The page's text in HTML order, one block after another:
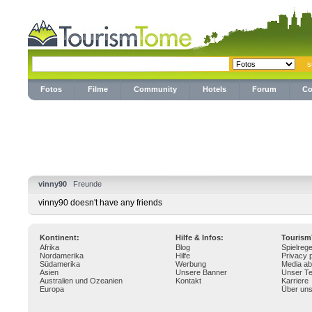
Fotos Filme Community Hotels Forum
vinny90 Freunde
vinny90 doesn't have any friends
Kontinent: Hilfe & Infos:
Afrika
Nordamerika
Südamerika
Asien
Australien und Ozeanien
Europa
Blog
Hilfe
Werbung
Unsere Banner
Kontakt
Privacy
Media
Unser
Karriere
Über uns